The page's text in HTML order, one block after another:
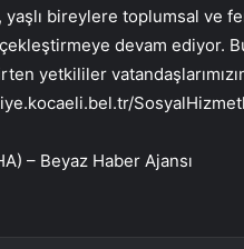
yaşlı bireylere toplumsal ve
devam ediyor.
yetkililer
– Beyaz Haber Ajansı